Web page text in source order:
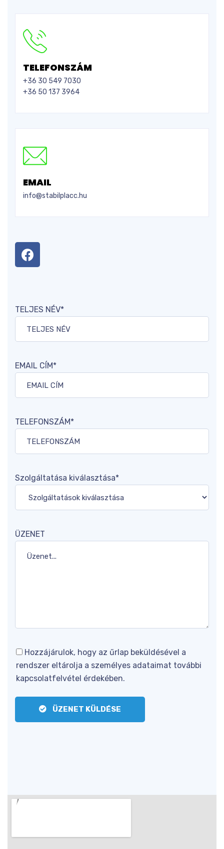
TELEFONSZÁM
+36 30 549 7030
+36 50 137 3964
EMAIL
info@stabilplacc.hu
TELJES NÉV*
EMAIL CÍM*
TELEFONSZÁM*
Szolgáltatása kiválasztása*
ÜZENET
Hozzájárulok, hogy az űrlap beküldésével a
rendszer eltárolja a személyes adataimat további
kapcsolatfelvétel érdekében.
ÜZENET KÜLDÉSE